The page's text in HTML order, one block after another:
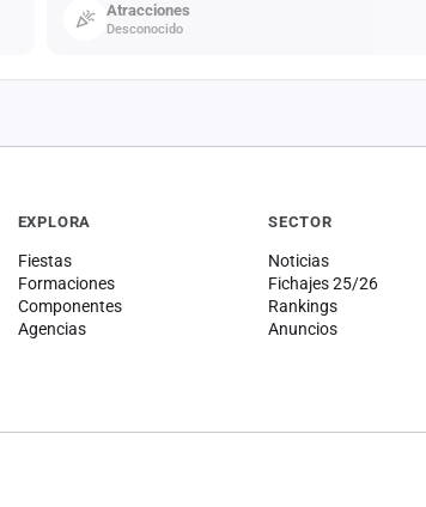
Atracciones
Desconocido
EXPLORA
Fiestas
Formaciones
Componentes
Agencias
SECTOR
Noticias
Fichajes 25/26
Rankings
Anuncios